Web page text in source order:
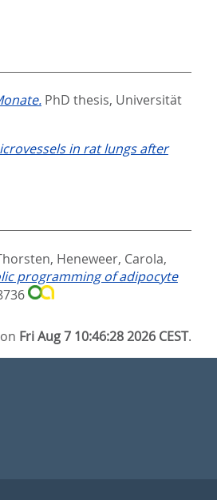
PhD thesis, Universität
in rat lungs after
, Heneweer, Carola,
programming of adipocyte
Fri Aug 7 10:46:28 2026 CEST.